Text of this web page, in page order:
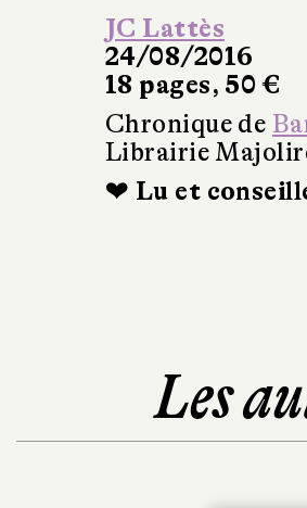
JC Lattès
24/08/2016
18 pages, 50 €
Chronique de
Librairie
❤ Lu et
Les